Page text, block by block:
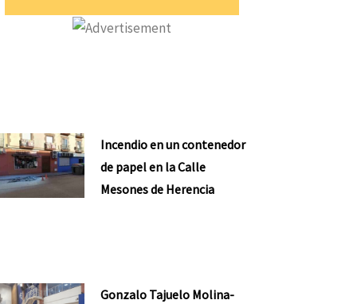
Incendio en un contenedor
de papel en la Calle
Mesones de Herencia
Gonzalo Tajuelo Molina-